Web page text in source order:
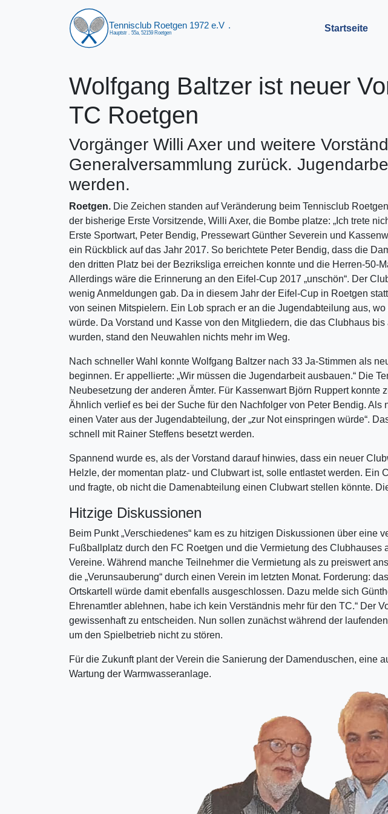
Startseite
Wolfgang Baltzer ist neuer
TC Roetgen
Vorgänger Willi Axer und weitere
Generalversammlung zurück.
werden.
Roetgen. Die Zeichen standen auf Veränderung beim Tennisclub
der bisherige Erste Vorsitzende, Willi Axer, die Bombe platze: „Ich trete
Erste Sportwart, Peter Bendig, Pressewart Günther Severein und
ein Rückblick auf das Jahr 2017. So berichtete Peter Bendig, dass die
den dritten Platz bei der Bezriksliga erreichen konnte und die Herren-50-
Allerdings wäre die Erinnerung an den Eifel-Cup 2017 „unschön“. Der
wenig Anmeldungen gab. Da in diesem Jahr der Eifel-Cup in Roetgen
von seinen Mitspielern. Ein Lob sprach er an die Jugendabteilung aus,
würde. Da Vorstand und Kasse von den Mitgliedern, die das Clubhaus
wurden, stand den Neuwahlen nichts mehr im Weg.
Nach schneller Wahl konnte Wolfgang Baltzer nach 33 Ja-Stimmen als
beginnen. Er appellierte: „Wir müssen die Jugendarbeit ausbauen.“ Die
Neubesetzung der anderen Ämter. Für Kassenwart Björn Ruppert konnte
Ähnlich verlief es bei der Suche für den Nachfolger von Peter Bendig. Als
einen Vater aus der Jugendabteilung, der „zur Not einspringen würde“.
schnell mit Rainer Steffens besetzt werden.
Spannend wurde es, als der Vorstand darauf hinwies, dass ein neuer
Helzle, der momentan platz- und Clubwart ist, solle entlastet werden. Ein
und fragte, ob nicht die Damenabteilung einen Clubwart stellen könnte.
Hitzige Diskussionen
Beim Punkt „Verschiedenes“ kam es zu hitzigen Diskussionen über eine
Fußballplatz durch den FC Roetgen und die Vermietung des Clubhauses
Vereine. Während manche Teilnehmer die Vermietung als zu preiswert
die „Verunsauberung“ durch einen Verein im letzten Monat. Forderung:
Ortskartell würde damit ebenfalls ausgeschlossen. Dazu melde sich
Ehrenamtler ablehnen, habe ich kein Verständnis mehr für den TC.“ Der
gewissenhaft zu entscheiden. Nun sollen zunächst während der
um den Spielbetrieb nicht zu stören.
Für die Zukunft plant der Verein die Sanierung der Damenduschen, eine
Wartung der Warmwasseranlage.